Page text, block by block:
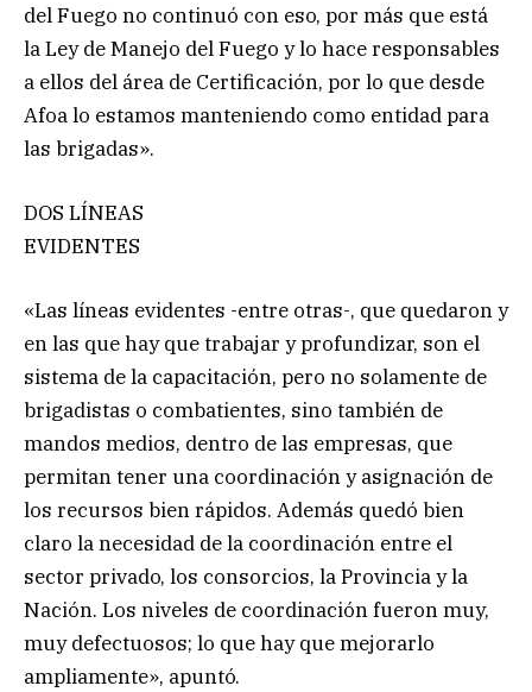
del Fuego no continuó con eso, por más que está
la Ley de Manejo del Fuego y lo hace responsables
a ellos del área de Certificación, por lo que desde
Afoa lo estamos manteniendo como entidad para
las brigadas».
DOS LÍNEAS
EVIDENTES
«Las líneas evidentes -entre otras-, que quedaron y
en las que hay que trabajar y profundizar, son el
sistema de la capacitación, pero no solamente de
brigadistas o combatientes, sino también de
mandos medios, dentro de las empresas, que
permitan tener una coordinación y asignación de
los recursos bien rápidos. Además quedó bien
claro la necesidad de la coordinación entre el
sector privado, los consorcios, la Provincia y la
Nación. Los niveles de coordinación fueron muy,
muy defectuosos; lo que hay que mejorarlo
ampliamente», apuntó.